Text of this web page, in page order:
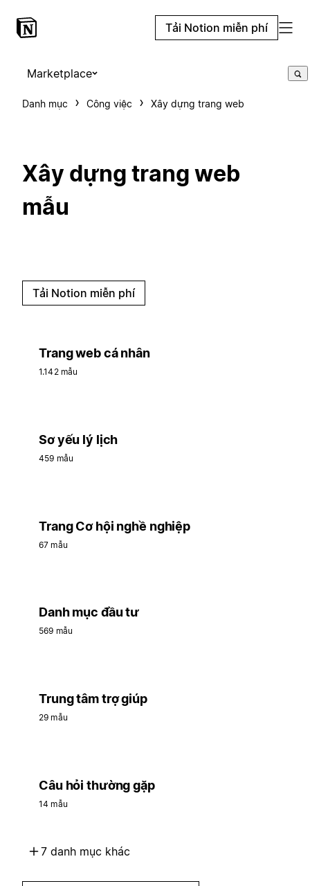
Tải Notion miễn phí
Marketplace
Danh mục Công việc Xây dựng trang web
Xây dựng trang web
mẫu
Tải Notion miễn phí
Trang web cá nhân
1.142 mẫu
Sơ yếu lý lịch
459 mẫu
Trang Cơ hội nghề nghiệp
67 mẫu
Danh mục đầu tư
569 mẫu
Trung tâm trợ giúp
29 mẫu
Câu hỏi thường gặp
14 mẫu
7 danh mục khác